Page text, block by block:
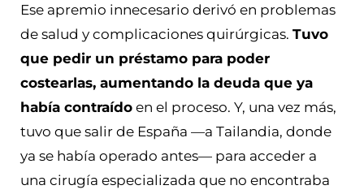
Ese apremio innecesario derivó en problemas
de salud y complicaciones quirúrgicas. Tuvo
que pedir un préstamo para poder
costearlas, aumentando la deuda que ya
había contraído en el proceso. Y, una vez más,
tuvo que salir de España —a Tailandia, donde
ya se había operado antes— para acceder a
una cirugía especializada que no encontraba